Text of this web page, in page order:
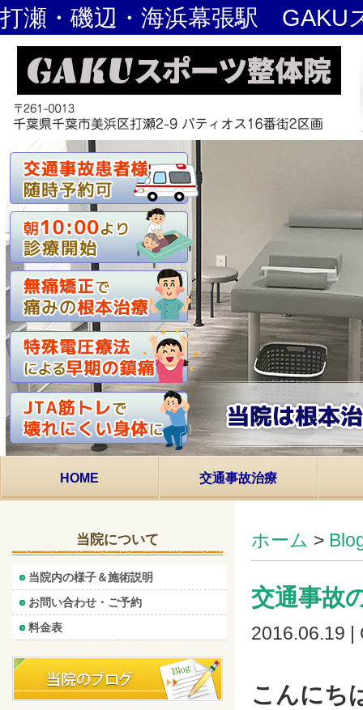
打瀬・磯辺・海浜幕張駅 GAKU
HOME 交通事故治療
ホーム >
交通事故
2016.06.19
こんにち
当院について
当院内の様子＆施術説明
お問い合わせ・ご予約
料金表